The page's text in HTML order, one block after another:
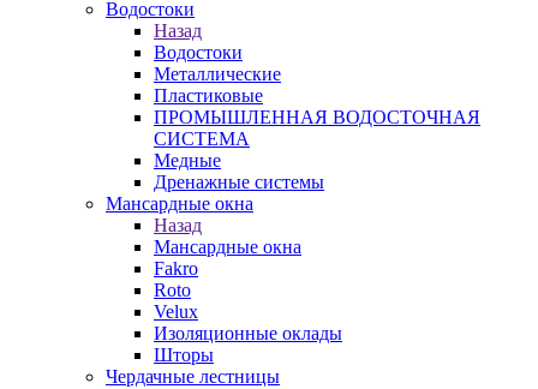
Водостоки
Назад
Водостоки
Металлические
Пластиковые
ПРОМЫШЛЕННАЯ ВОДОСТОЧНАЯ
СИСТЕМА
Медные
Дренажные системы
Мансардные окна
Назад
Мансардные окна
Fakro
Roto
Velux
Изоляционные оклады
Шторы
Чердачные лестницы